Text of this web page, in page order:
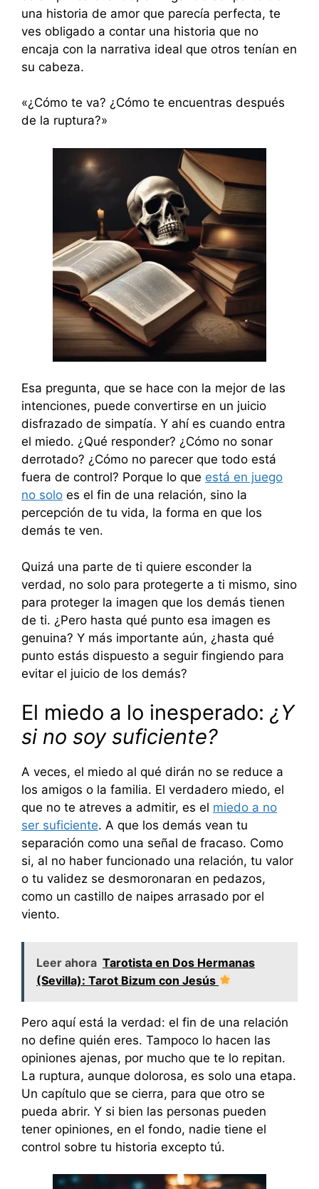
una historia de amor que parecía perfecta, te
ves obligado a contar una historia que no
encaja con la narrativa ideal que otros tenían en
su cabeza.
«¿Cómo te va? ¿Cómo te encuentras después
de la ruptura?»
Esa pregunta, que se hace con la mejor de las
intenciones, puede convertirse en un juicio
disfrazado de simpatía. Y ahí es cuando entra
el miedo. ¿Qué responder? ¿Cómo no sonar
derrotado? ¿Cómo no parecer que todo está
fuera de control? Porque lo que está en juego
no solo es el fin de una relación, sino la
percepción de tu vida, la forma en que los
demás te ven.
Quizá una parte de ti quiere esconder la
verdad, no solo para protegerte a ti mismo, sino
para proteger la imagen que los demás tienen
de ti. ¿Pero hasta qué punto esa imagen es
genuina? Y más importante aún, ¿hasta qué
punto estás dispuesto a seguir fingiendo para
evitar el juicio de los demás?
El miedo a lo inesperado: ¿Y
si no soy suficiente?
A veces, el miedo al qué dirán no se reduce a
los amigos o la familia. El verdadero miedo, el
que no te atreves a admitir, es el miedo a no
ser suficiente. A que los demás vean tu
separación como una señal de fracaso. Como
si, al no haber funcionado una relación, tu valor
o tu validez se desmoronaran en pedazos,
como un castillo de naipes arrasado por el
viento.
Leer ahora Tarotista en Dos Hermanas
(Sevilla): Tarot Bizum con Jesús
Pero aquí está la verdad: el fin de una relación
no define quién eres. Tampoco lo hacen las
opiniones ajenas, por mucho que te lo repitan.
La ruptura, aunque dolorosa, es solo una etapa.
Un capítulo que se cierra, para que otro se
pueda abrir. Y si bien las personas pueden
tener opiniones, en el fondo, nadie tiene el
control sobre tu historia excepto tú.